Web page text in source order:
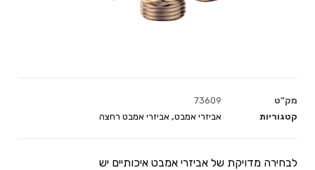
מק"ט
73609
קטגוריות
אביזרי אמבט, אביזרי אמבט רחצה
לבחירה מדויקת של אביזרי אמבט איכותיים יש